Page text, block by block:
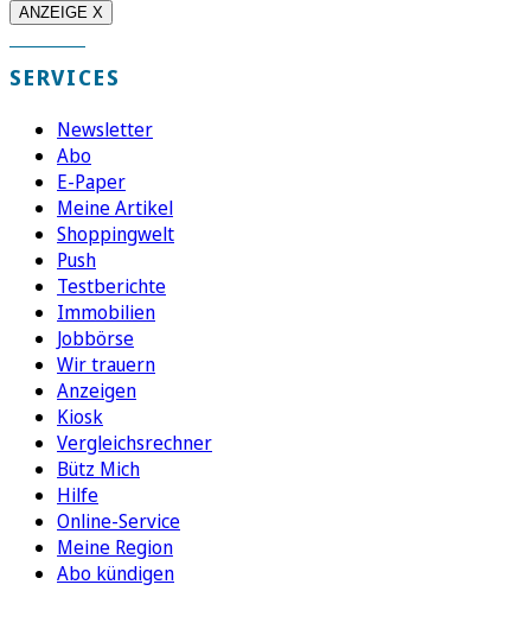
ANZEIGE X
SERVICES
Newsletter
Abo
E-Paper
Meine Artikel
Shoppingwelt
Push
Testberichte
Immobilien
Jobbörse
Wir trauern
Anzeigen
Kiosk
Vergleichsrechner
Bütz Mich
Hilfe
Online-Service
Meine Region
Abo kündigen